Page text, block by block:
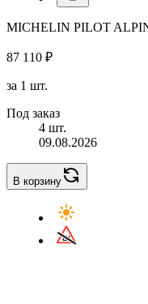
MICHELIN PILOT
87 110 ₽
за 1 шт.
Под заказ
4 шт.
09.08.2026
В корзину